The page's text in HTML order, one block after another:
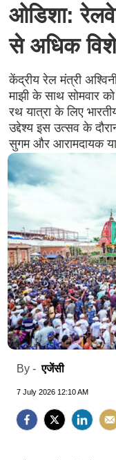
ओडिशा:
से अधिक
केंद्रीय रेल मंत्री
माझी के साथ सोमवार
रथ यात्रा के लिए
उद्देश्य इस उत्सव के
सुगम और आरामदायक
By -एजेंसी
7 July 2026 12:10 AM